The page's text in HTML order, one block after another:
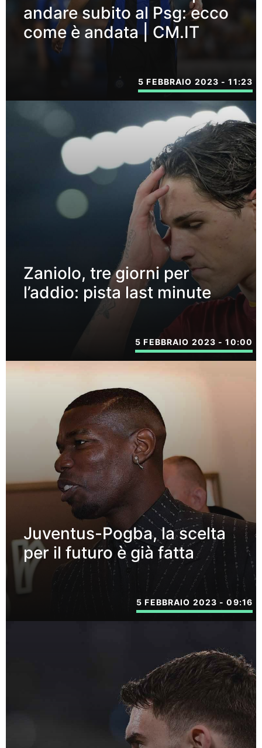
andare subito al Psg: ecco
come è andata | CM.IT
5 FEBBRAIO 2023 - 11:23
Zaniolo, tre giorni per
l’addio: pista last minute
5 FEBBRAIO 2023 - 10:00
Juventus-Pogba, la scelta
per il futuro è già fatta
5 FEBBRAIO 2023 - 09:16